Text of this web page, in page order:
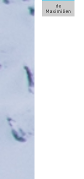
de
Maximilien